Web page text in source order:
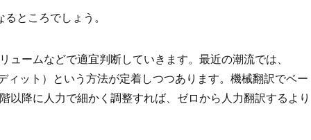
ところでしょう。
ームなどで適宜判断していきます。最近の潮流では、
ット）という方法が定着しつつあります。機械翻訳でベー
以降に人力で細かく調整すれば、ゼロから人力翻訳するより